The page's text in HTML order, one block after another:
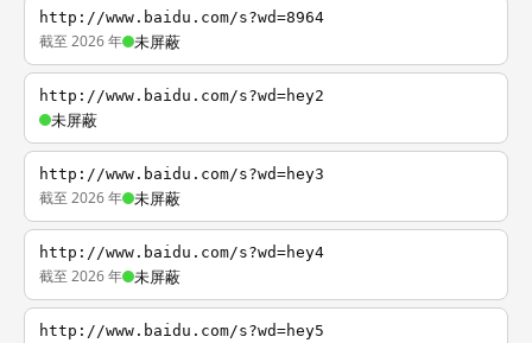
http://www.baidu.com/s?wd=8964
截至 2026 年 未屏蔽
http://www.baidu.com/s?wd=hey2
未屏蔽
http://www.baidu.com/s?wd=hey3
截至 2026 年 未屏蔽
http://www.baidu.com/s?wd=hey4
截至 2026 年 未屏蔽
http://www.baidu.com/s?wd=hey5